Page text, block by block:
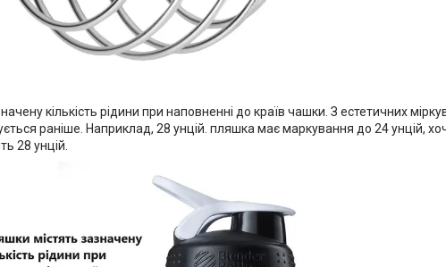
кількість рідини при наповненні до країв чашки. З естетичних
раніше. Наприклад, 28 унцій. пляшка має маркування до 24 унцій,
28 унцій.